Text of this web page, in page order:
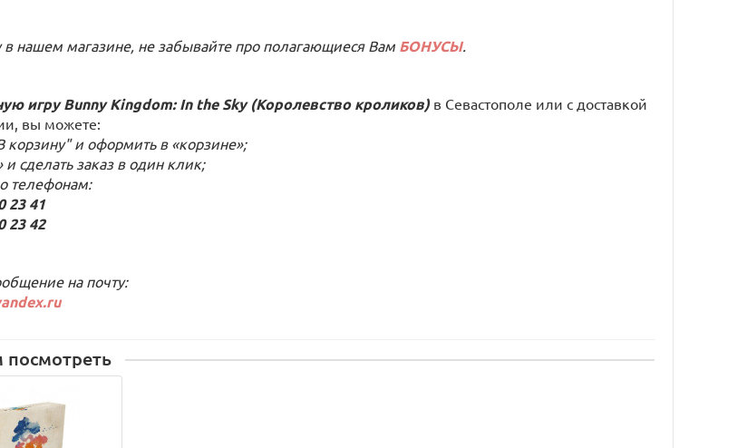
в нашем магазине, не забывайте про полагающиеся Вам БОНУСЫ.
игруBunny Kingdom: In the Sky (Королевство кроликов) в Севастополе или с доставкой
вы можете:
корзину" и оформить в «корзине»;
и сделать заказ в один клик;
телефонам:
23 41
23 42
на почту: